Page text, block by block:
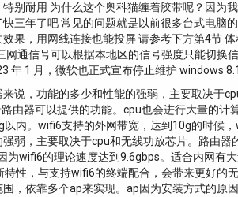
别耐用 为什么这个奥科猫缠着胶带呢？因为
快三年了吧 常见的问题就是以前很多台式电脑
效果，用网线连接也能投屏 请参考下方第4节
通信号可以根据本地区的信号强度只能切换
年 1 月，微软也正式宣布停止维护 windows
来说，功能的多少和性能的强弱，主要取决于
由器可以提供的功能。cpu也会进行大量的
以内。wifi6支持的外网带宽，达到10g的时候
强弱，主要取决于cpu和无线功放芯片。路由
wifi6的理论速度达到9.6gbps。适合内网有
性，与支持wifi6的终端配合，会带来更好的
围，依靠多个ap来实现。ap因为安装方式的